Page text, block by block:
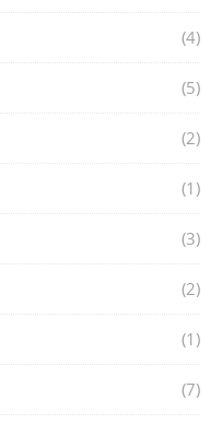
(4)
(5)
(2)
(1)
(3)
(2)
(1)
(7)